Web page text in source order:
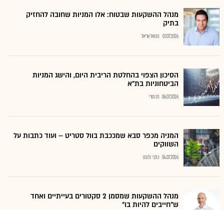
מנהל ההשקעות שבטוח: אלו המניות שחובה להחזיק
בתיק
07.07.2026 נתנאל אריאל
הסיכון הצפוי בהחלטת הריבית היום, והישג המניות
הביטחוניות בת"א
06.07.2026 רם מורי
המניה מכפר סבא שמככבת בוול סטריט – ועוד כתבות על
השווקים
04.07.2026 כתבי גלובס
מנהל ההשקעות שמסמן 2 סקטורים בעייתיים ואחד
ש"חייבים להיות בו"